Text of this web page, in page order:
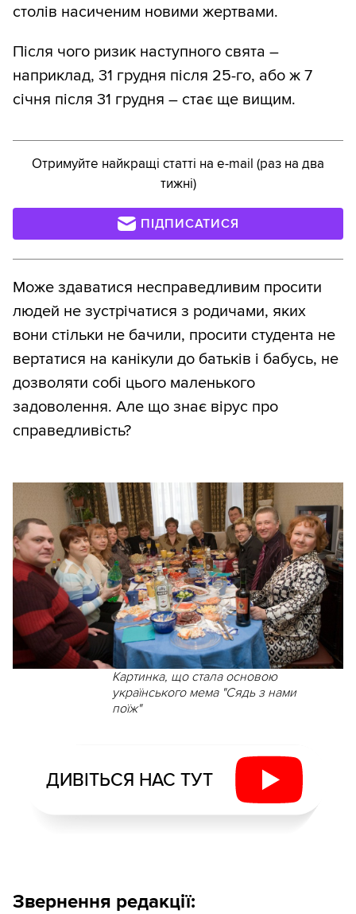
столів насиченим новими жертвами.
Після чого ризик наступного свята –
наприклад, 31 грудня після 25-го, або ж 7
січня після 31 грудня – стає ще вищим.
Отримуйте найкращі статті на e-mail (раз на два
тижні)
ПІДПИСАТИСЯ
Може здаватися несправедливим просити
людей не зустрічатися з родичами, яких
вони стільки не бачили, просити студента не
вертатися на канікули до батьків і бабусь, не
дозволяти собі цього маленького
задоволення. Але що знає вірус про
справедливість?
Картинка, що стала основою
українського мема "Сядь з нами
поїж"
ДИВІТЬСЯ НАС ТУТ
Звернення редакції: